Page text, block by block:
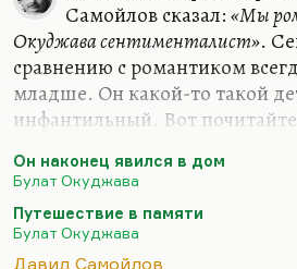
Самойлов сказал:«Мы
Окуджава сентименталист».
сравнению с романтиком
младше. Он какой-то такой
инфантильный. Вот
ребячится. Почитайте
такое литературное детство.
романтики — это люди
романтический подросток
Он наконец явился в дом
Булат Окуджава
Путешествие в памяти
Булат Окуджава
Давид Самойлов